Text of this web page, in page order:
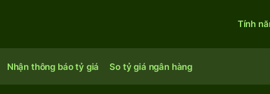
Tính
Nhận thông báo tỷ giá So tỷ giá ngân hàng